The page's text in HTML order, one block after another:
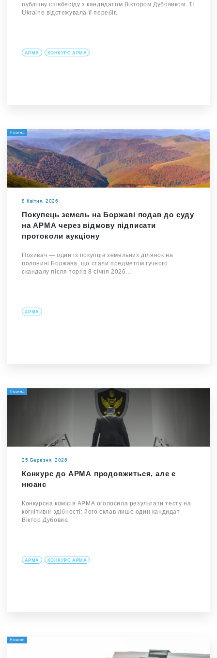
публічну співбесіду з кандидатом Віктором Дубовиком. TI
Ukraine відстежувала її перебіг.
АРМА КОНКУРС АРМА
Новина
8 Квітня, 2026
Покупець земель на Боржаві подав до суду
на АРМА через відмову підписати
протоколи аукціону
Позивач — один із покупців земельних ділянок на
полонині Боржава, що стали предметом гучного
скандалу після торгів 8 січня 2026…
АРМА
Новина
25 Березня, 2026
Конкурс до АРМА продовжиться, але є
нюанс
Конкурсна комісія АРМА оголосила результати тесту на
когнітивні здібності: його склав лише один кандидат —
Віктор Дубовик.
АРМА КОНКУРС АРМА
Новини